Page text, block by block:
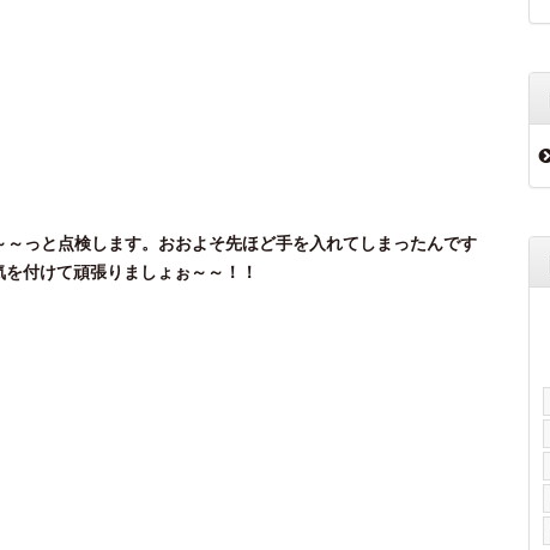
っと点検します。おおよそ先ほど手を入れてしまったんです
付けて頑張りましょぉ～～！！